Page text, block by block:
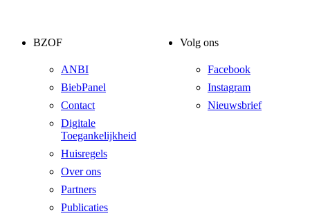
BZOF
ANBI
BiebPanel
Contact
Digitale
Toegankelijkheid
Huisregels
Over ons
Partners
Publicaties
Volg ons
Facebook
Instagram
Nieuwsbrief